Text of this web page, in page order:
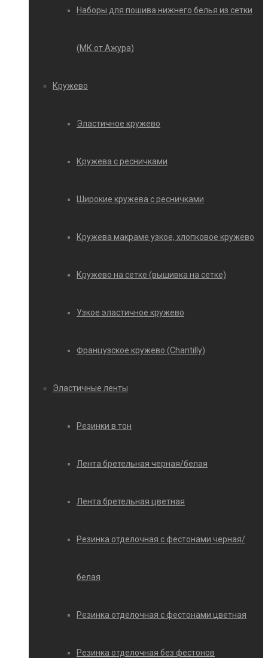
Наборы для пошива нижнего белья из сетки
(МК от Ажура)
Кружево
Эластичное кружево
Кружева с ресничками
Широкие кружева с ресничками
Кружева макраме узкое, хлопковое кружево
Кружево на сетке (вышивка на сетке)
Узкое эластичное кружево
Французское кружево (Chantilly)
Эластичные ленты
Резинки в тон
Лента бретельная черная/белая
Лента бретельная цветная
Резинка отделочная с фестонами черная/
белая
Резинка отделочная с фестонами цветная
Резинка отделочная без фестонов